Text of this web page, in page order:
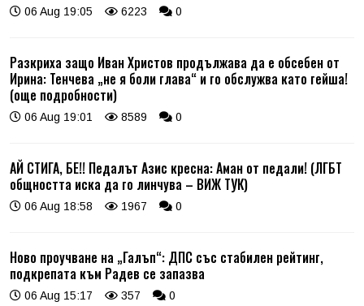
06 Aug 19:05 6223 0
Разкриха защо Иван Христов продължава да е обсебен от
Ирина: Тенчева „не я боли глава“ и го обслужва като гейша!
(още подробности)
06 Aug 19:01 8589 0
АЙ СТИГА, БЕ!! Педалът Азис кресна: Аман от педали! (ЛГБТ
общността иска да го линчува – ВИЖ ТУК)
06 Aug 18:58 1967 0
Ново проучване на „Галъп“: ДПС със стабилен рейтинг,
подкрепата към Радев се запазва
06 Aug 15:17 357 0